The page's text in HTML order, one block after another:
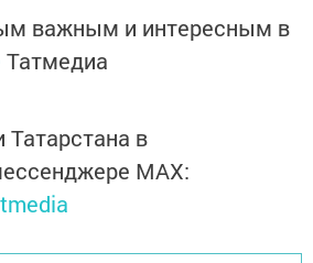
важным и интересным в
Татмедиа
Татарстана в
MАХ: